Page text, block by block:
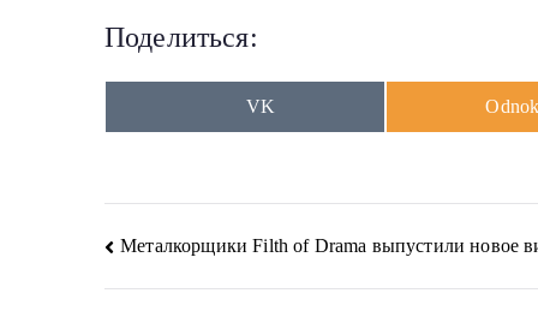
Поделиться:
Share
VK
Share
Навигация
по
Металкорщики Filth of Drama выпустили новое